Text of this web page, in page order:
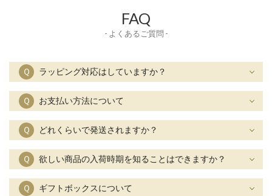
FAQ
- よくあるご質問 -
Ｑ ラッピング対応はしていますか？
Ｑ お支払い方法について
Ｑ どれくらいで発送されますか？
Ｑ 欲しい商品の入荷時期を知ることはできますか？
Ｑ ギフトボックスについて